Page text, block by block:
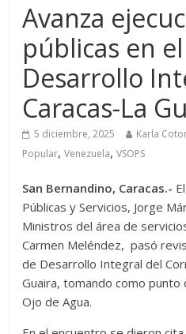
Avanza
públicas en
Desarrollo
Caracas-La
5 diciembre, 2025 Karla
Popular,Venezuela,VSOPS
San Bernandino, Caracas.-
Públicas y Servicios, Jorge
Ministros del área de
Carmen Meléndez, pasó
de Desarrollo Integral del
Guaira, tomando como
Ojo de Agua.